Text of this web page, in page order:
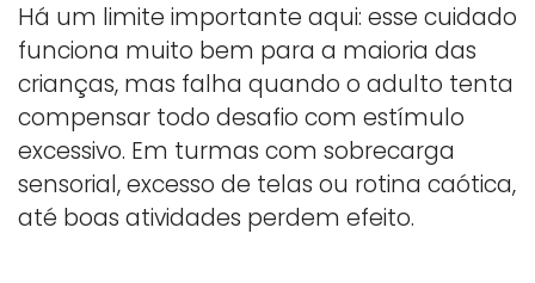
Há um limite importante aqui: esse cuidado
funciona muito bem para a maioria das
crianças, mas falha quando o adulto tenta
compensar todo desafio com estímulo
excessivo. Em turmas com sobrecarga
sensorial, excesso de telas ou rotina caótica,
até boas atividades perdem efeito.